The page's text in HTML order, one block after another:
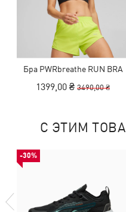
Бра PWRbreathe RUN BRA
1399,00 ₴3490,00 ₴
С ЭТИМ
-30%